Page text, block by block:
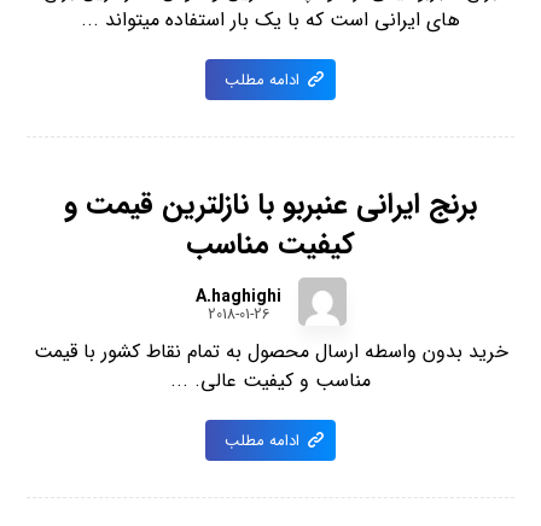
های ایرانی است که با یک بار استفاده میتواند ...
ادامه مطلب
برنج ایرانی عنبربو با نازلترین قیمت و
کیفیت مناسب
A.haghighi
2018-01-26
خرید بدون واسطه ارسال محصول به تمام نقاط کشور با قیمت
مناسب و کیفیت عالی. ...
ادامه مطلب